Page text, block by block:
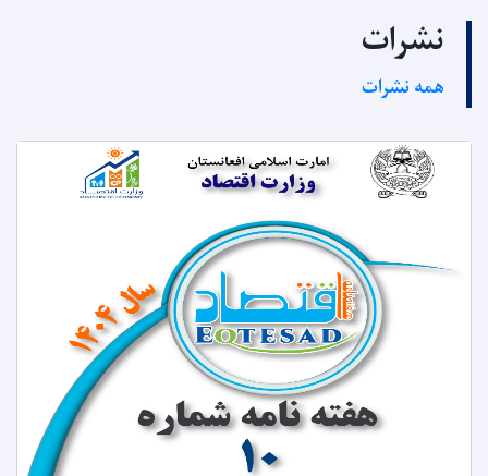
نشرات
همه نشرات